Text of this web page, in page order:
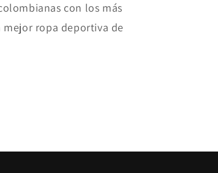
con los más
mejor ropa deportiva de